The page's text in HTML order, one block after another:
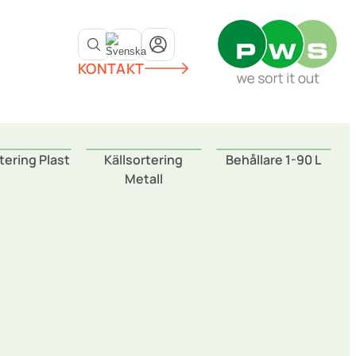
KONTAKT
Plast
Källsortering
Metall
Behållare 1-90 L